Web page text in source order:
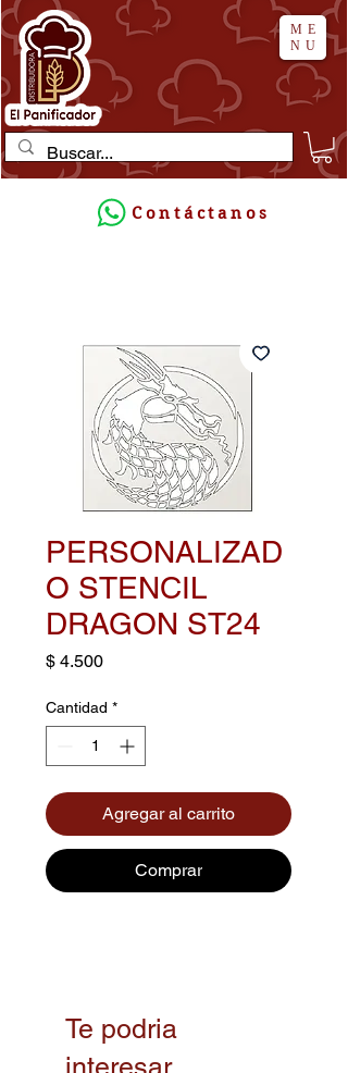
ME
NU
Contáctanos
PERSONALIZAD
O STENCIL
DRAGON ST24
$ 4.500Precio
Cantidad *
Agregar al carrito
Comprar
Te podria
interesar